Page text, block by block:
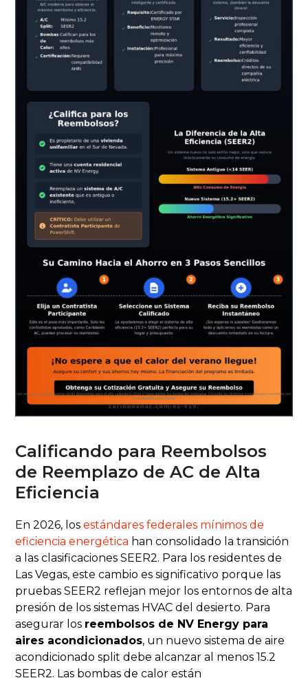
Calificando para Reembolsos
de Reemplazo de AC de Alta
Eficiencia
En 2026, losestándares federales mínimos de
eficiencia energética han consolidado la transición
a las clasificaciones SEER2. Para los residentes de
Las Vegas, este cambio es significativo porque las
pruebas SEER2 reflejan mejor los entornos de alta
presión de los sistemas HVAC del desierto. Para
asegurar los reembolsos de NV Energy para
aires acondicionados, un nuevo sistema de aire
acondicionado split debe alcanzar al menos 15.2
SEER2. Las bombas de calor están